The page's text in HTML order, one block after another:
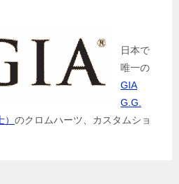
日本で
唯一の
GIA
G.G.
のクロムハーツ、カスタムショ